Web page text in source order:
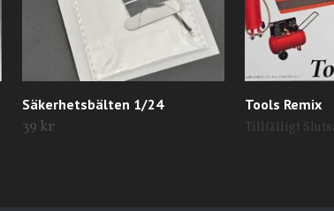
Säkerhetsbälten 1/24
39 kr
Tools Remix
Tillfälligt